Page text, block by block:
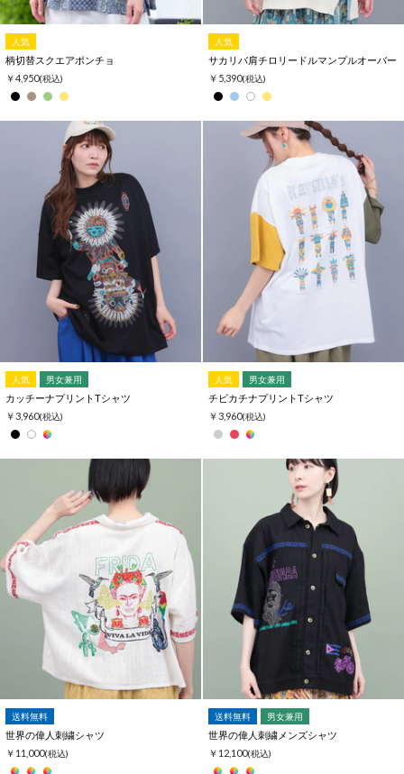
人気
柄切替スクエアポンチョ
￥4,950(税込)
人気
サカリバ肩チロリードルマンプルオーバー
￥5,390(税込)
人気 男女兼用
カッチーナプリントTシャツ
￥3,960(税込)
人気 男女兼用
チビカチナプリントTシャツ
￥3,960(税込)
送料無料
世界の偉人刺繍シャツ
￥11,000(税込)
送料無料 男女兼用
世界の偉人刺繍メンズシャツ
￥12,100(税込)